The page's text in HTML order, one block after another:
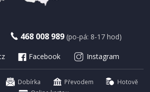
In Time
468 008 989 (po-pá: 8-17 hod)
Facebook Instagram
Dobírka Převodem
Hotově